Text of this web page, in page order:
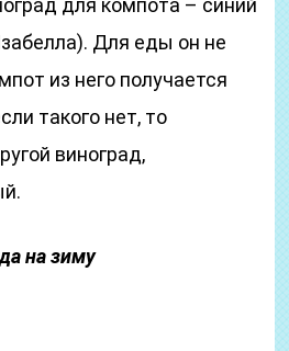
для компота – синий
Для еды он не
из него получается
такого нет, то
виноград,
на зиму